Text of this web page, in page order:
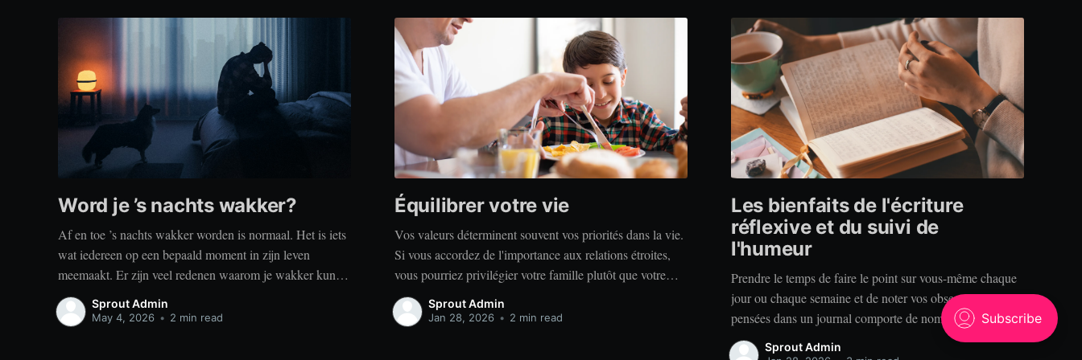
Word je ’s nachts wakker?
Af en toe ’s nachts wakker worden is normaal. Het is iets
wat iedereen op een bepaald moment in zijn leven
meemaakt. Er zijn veel redenen waarom je wakker kunt
worden, zoals stress, naar het toilet moeten, je omgeving
of medische aandoeningen die je slaap beïnvloeden. Dit
Sprout Admin
May 4, 2026 • 2 min read
Équilibrer votre vie
Vos valeurs déterminent souvent vos priorités dans la vie.
Si vous accordez de l'importance aux relations étroites,
vous pourriez privilégier votre famille plutôt que votre
indépendance. Si vous accordez de l'importance à la
réussite, vous privilégierez peut-être le travail acharné
Sprout Admin
Jan 28, 2026 • 2 min read
Les bienfaits de l'écriture
réflexive et du suivi de
l'humeur
Prendre le temps de faire le point sur vous-même chaque
jour ou chaque semaine et de noter vos observations et
pensées dans un journal comporte de nombreux
bénéfices. Alors, pourquoi tenir un journal? Clarté. Vous
Sprout Admin